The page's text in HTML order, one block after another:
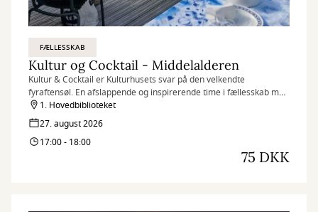
FÆLLESSKAB
Kultur og Cocktail - Middelalderen
Kultur & Cocktail er Kulturhusets svar på den velkendte
fyraftensøl. En afslappende og inspirerende time i fællesskab med
andre omkring en lækker cocktail og et spændende tema. I mikser
selv dagens cocktail, som er udvalgt efter temaet.
1. Hovedbiblioteket
27. august 2026
17:00 - 18:00
75 DKK